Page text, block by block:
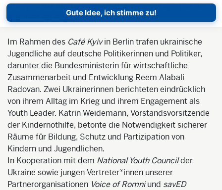
Gute Idee, ich stimme zu!
übergab die Kindernothilfe 10 Empfehlungen an die
Bundesregierung.
Im Rahmen des Café Kyivin Berlin trafen ukrainische
Jugendliche auf deutsche Politikerinnen und Politiker,
darunter die Bundesministerin für wirtschaftliche
Zusammenarbeit und Entwicklung Reem Alabali
Radovan. Zwei Ukrainerinnen berichteten eindrücklich
von ihrem Alltag im Krieg und ihrem Engagement als
Youth Leader. Katrin Weidemann, Vorstandsvorsitzende
der Kindernothilfe, betonte die Notwendigkeit sicherer
Räume für Bildung, Schutz und Partizipation von
Kindern und Jugendlichen.
In Kooperation mit dem National Youth Councilder
Ukraine sowie jungen Vertreter*innen unserer
Partnerorganisationen Voice of Romniund savED